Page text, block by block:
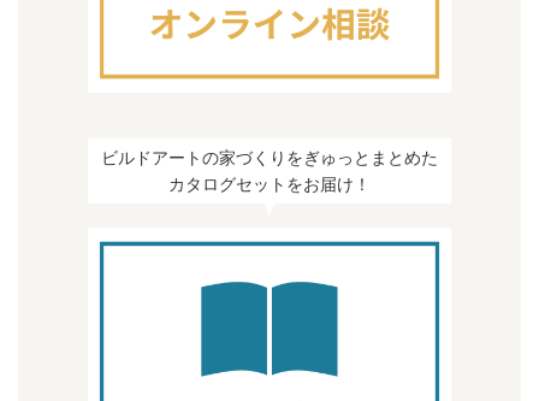
ビルドアートの家づくりをぎゅっとまとめた
カタログセットをお届け！